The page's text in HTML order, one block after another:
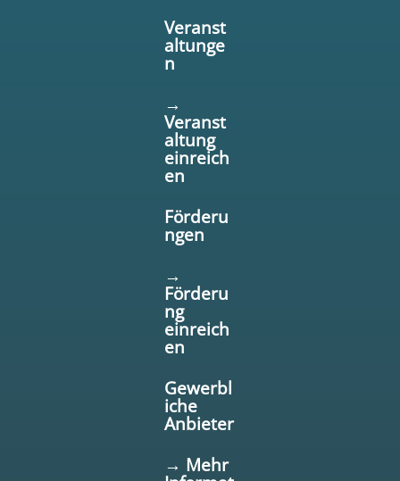
Veranst
altunge
n
→
Veranst
altung
einreich
en
Förderu
ngen
→
Förderu
ng
einreich
en
Gewerbl
iche
Anbieter
→ Mehr